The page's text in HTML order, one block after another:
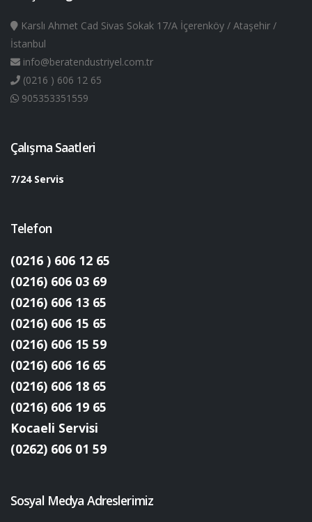
Karslı Ahmet Cad Sivas Sokak 17/A İçerenköy / Ataşehir /
İstanbul
info@beratendustriyel.com.tr
(0216 ) 606 12 65
905353351559
Çalışma Saatleri
7/24 Servis
Telefon
(0216 ) 606 12 65
(0216) 606 03 69
(0216) 606 13 65
(0216) 606 15 65
(0216) 606 15 59
(0216) 606 16 65
(0216) 606 18 65
(0216) 606 19 65
Kocaeli Servisi
(0262) 606 01 59
Sosyal Medya Adreslerimiz